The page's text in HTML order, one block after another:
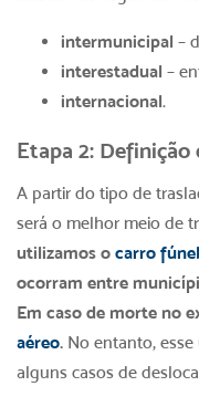
intermunicipal –
interestadual –
internacional.
Etapa 2:
A partir do tipo de
será o melhor meio de
utilizamos o carro
ocorram entre
Em caso de morte no
aéreo. No entanto,
alguns casos de